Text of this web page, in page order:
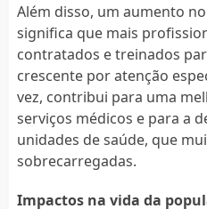
Além disso, um aumento
significa que mais
contratados e treinados
crescente por atenção
vez, contribui para uma
serviços médicos e para a
unidades de saúde, que
sobrecarregadas.
Impactos na vida da